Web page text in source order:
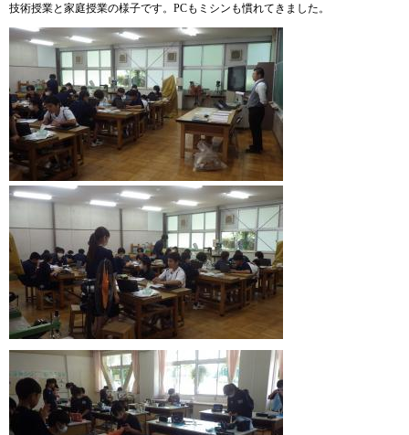
技術授業と家庭授業の様子です。PCもミシンも慣れてきました。